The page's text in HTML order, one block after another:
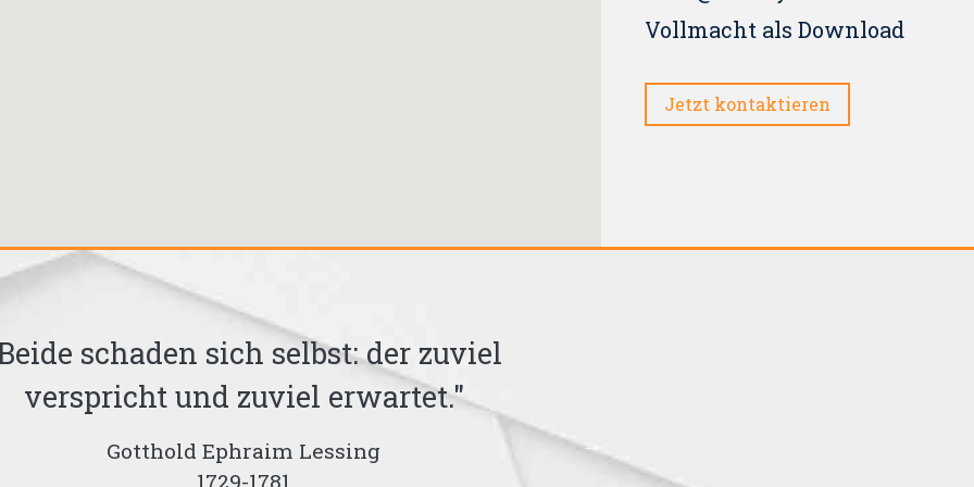
Vollmacht als Download
Jetzt kontaktieren
schaden sich selbst: der zuviel
verspricht und zuviel erwartet."
Gotthold Ephraim Lessing
1729-1781